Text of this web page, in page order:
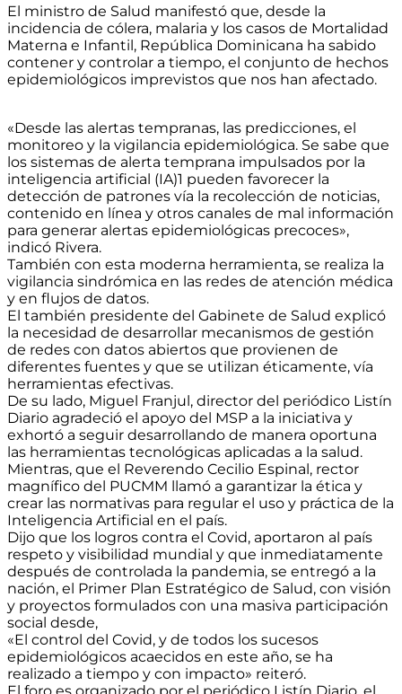
El ministro de Salud manifestó que, desde la
incidencia de cólera, malaria y los casos de Mortalidad
Materna e Infantil, República Dominicana ha sabido
contener y controlar a tiempo, el conjunto de hechos
epidemiológicos imprevistos que nos han afectado.
«Desde las alertas tempranas, las predicciones, el
monitoreo y la vigilancia epidemiológica. Se sabe que
los sistemas de alerta temprana impulsados por la
inteligencia artificial (IA)1 pueden favorecer la
detección de patrones vía la recolección de noticias,
contenido en línea y otros canales de mal información
para generar alertas epidemiológicas precoces»,
indicó Rivera.
También con esta moderna herramienta, se realiza la
vigilancia sindrómica en las redes de atención médica
y en flujos de datos.
El también presidente del Gabinete de Salud explicó
la necesidad de desarrollar mecanismos de gestión
de redes con datos abiertos que provienen de
diferentes fuentes y que se utilizan éticamente, vía
herramientas efectivas.
De su lado, Miguel Franjul, director del periódico Listín
Diario agradeció el apoyo del MSP a la iniciativa y
exhortó a seguir desarrollando de manera oportuna
las herramientas tecnológicas aplicadas a la salud.
Mientras, que el Reverendo Cecilio Espinal, rector
magnífico del PUCMM llamó a garantizar la ética y
crear las normativas para regular el uso y práctica de la
Inteligencia Artificial en el país.
Dijo que los logros contra el Covid, aportaron al país
respeto y visibilidad mundial y que inmediatamente
después de controlada la pandemia, se entregó a la
nación, el Primer Plan Estratégico de Salud, con visión
y proyectos formulados con una masiva participación
social desde,
«El control del Covid, y de todos los sucesos
epidemiológicos acaecidos en este año, se ha
realizado a tiempo y con impacto» reiteró.